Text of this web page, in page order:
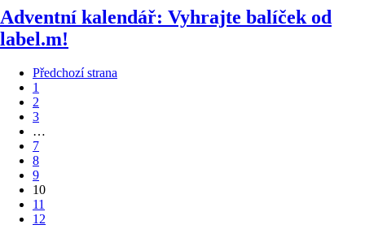
Adventní kalendář: Vyhrajte balíček od
label.m!
Předchozí strana
1
2
3
…
7
8
9
10
11
12